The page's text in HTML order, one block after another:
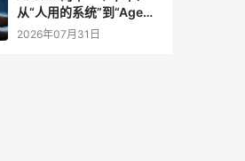
从“人用的系统”到“Agent
调用的底座”
2026年07月31日